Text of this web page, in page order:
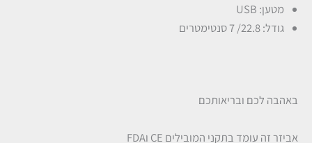
מטען: USB
גודל: 22.8/ 7 סנטימטרים
באהבה לכם ובריאותכם
אביזר זה עומד בתקני המובילים CE וFDA